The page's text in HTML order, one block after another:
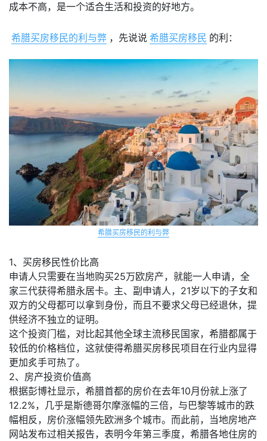
成本不高，是一个适合生活和投资的好地方。
希腊买房移民的利与弊 ，先说说 希腊买房移民 的利：
希腊买房移民的利与弊
1、买房移民性价比高
申请人只需要在当地购买25万欧房产，就能一人申请，全
家三代获得希腊永居卡。主、副申请人，21岁以下的子女和
双方的父母都可以拿到身份，而且不要求父母已经退休，提
供经济不独立的证明。
这个投资门槛，对比起其他全球主流移民国家，希腊都属于
较低的价格档位，这就使得希腊买房移民项目在行业内显得
更加炙手可热了。
2、房产投资价值高
根据彭博社显示，希腊首都的房价在去年10月份就上涨了
12.2%，几乎是斯德哥尔摩涨幅的三倍，与巴黎等城市的跌
幅相反，房价涨幅领先欧洲多个城市。而此前，当地房地产
网站发布过相关报告，表明今年第三季度，希腊各地住房的